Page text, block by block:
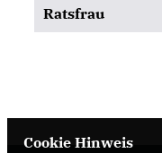
Ratsfrau
Cookie Hinweis